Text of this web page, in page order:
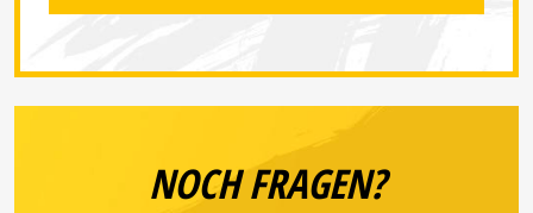
NOCH FRAGEN?